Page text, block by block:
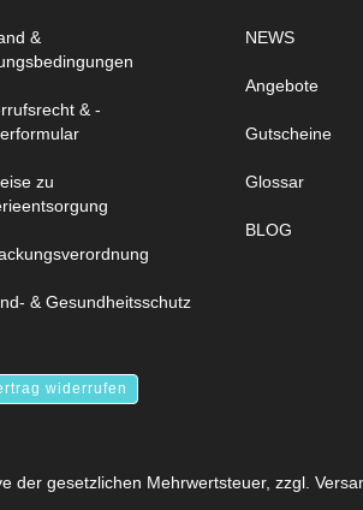
&
widerrufen
& -
zu
& Gesundheitsschutz
NEWS
Angebote
Gutscheine
Glossar
BLOG
der gesetzlichen Mehrwertsteuer, zzgl.